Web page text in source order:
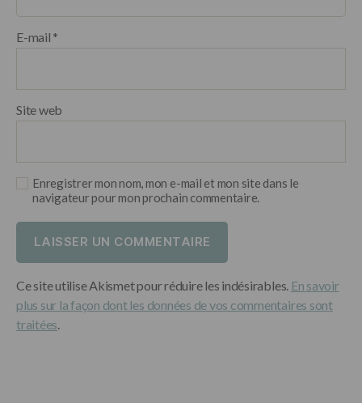
E-mail *
Site web
Enregistrer mon nom, mon e-mail et mon site dans le
navigateur pour mon prochain commentaire.
Ce site utilise Akismet pour réduire les indésirables. En savoir
plus sur la façon dont les données de vos commentaires sont
traitées